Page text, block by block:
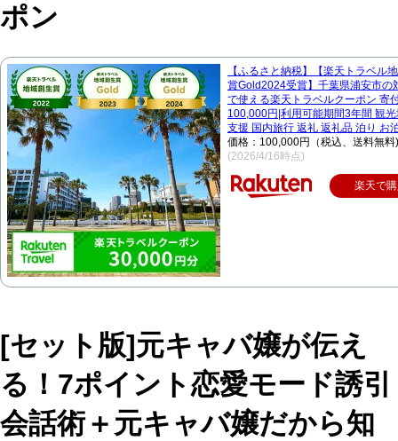
ポン
【ふるさと納税】【楽天トラベル
賞Gold2024受賞】千葉県浦安市の
で使える楽天トラベルクーポン 寄
100,000円|利用可能期間3年間 観
支援 国内旅行 返礼 返礼品 泊り お
価格：100,000円（税込、送料無料)
(2026/4/16時点)
楽天で
[セット版]元キャバ嬢が伝え
る！7ポイント恋愛モード誘引
会話術＋元キャバ嬢だから知